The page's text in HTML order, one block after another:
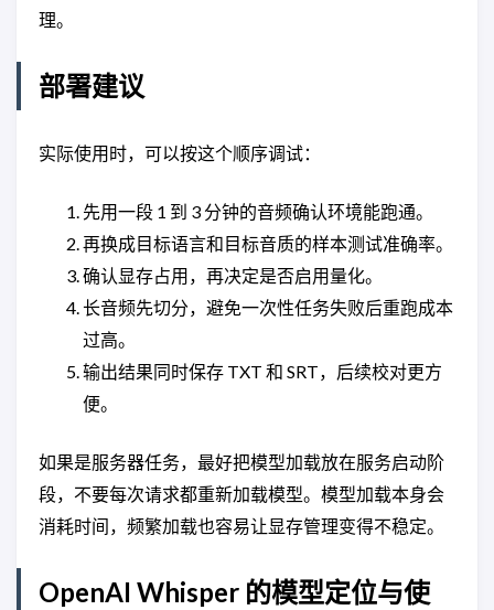
理。
部署建议
实际使用时，可以按这个顺序调试：
先用一段 1 到 3 分钟的音频确认环境能跑通。
再换成目标语言和目标音质的样本测试准确率。
确认显存占用，再决定是否启用量化。
长音频先切分，避免一次性任务失败后重跑成本
过高。
输出结果同时保存 TXT 和 SRT，后续校对更方
便。
如果是服务器任务，最好把模型加载放在服务启动阶
段，不要每次请求都重新加载模型。模型加载本身会
消耗时间，频繁加载也容易让显存管理变得不稳定。
OpenAI Whisper 的模型定位与使